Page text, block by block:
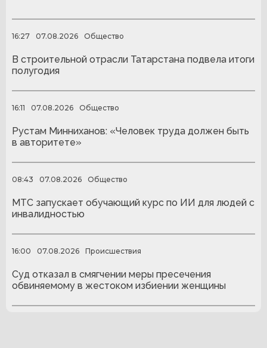
16:27 07.08.2026 Общество
В строительной отрасли Татарстана подвела итоги
полугодия
16:11 07.08.2026 Общество
Рустам Минниханов: «Человек труда должен быть
в авторитете»
08:43 07.08.2026 Общество
МТС запускает обучающий курс по ИИ для людей с
инвалидностью
16:00 07.08.2026 Происшествия
Суд отказал в смягчении меры пресечения
обвиняемому в жестоком избиении женщины